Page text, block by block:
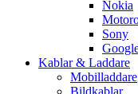
Nokia
Sony
Kablar & Laddare
Mobilladdare